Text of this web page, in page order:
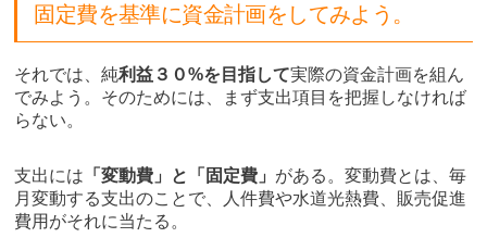
固定費を基準に資金計画をしてみよう。
それでは、純利益３０%を目指して実際の資金計画を組ん
でみよう。そのためには、まず支出項目を把握しなければ
らない。
支出には 「変動費」と「固定費」 がある。変動費とは、毎
月変動する支出のことで、人件費や水道光熱費、販売促進
費用がそれに当たる。